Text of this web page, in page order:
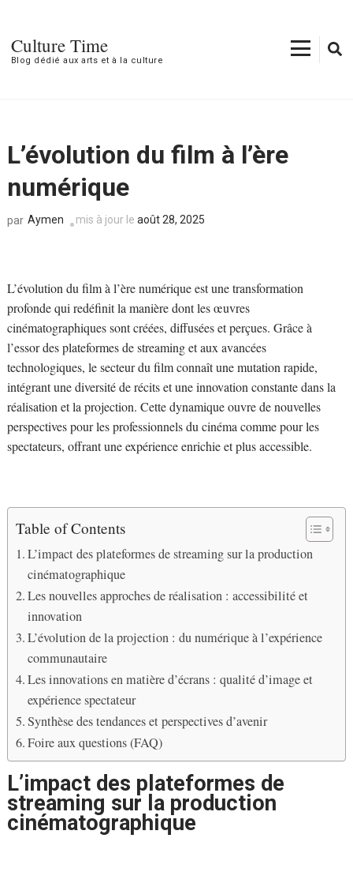
contenu
(Pressez
Culture Time
Blog dédié aux arts et à la culture
L’évolution du film à l’ère
numérique
par Aymen mis à jour le août 28, 2025
L’évolution du film à l’ère numérique est une transformation
profonde qui redéfinit la manière dont les œuvres
cinématographiques sont créées, diffusées et perçues. Grâce à
l’essor des plateformes de streaming et aux avancées
technologiques, le secteur du film connaît une mutation rapide,
intégrant une diversité de récits et une innovation constante dans la
réalisation et la projection. Cette dynamique ouvre de nouvelles
perspectives pour les professionnels du cinéma comme pour les
spectateurs, offrant une expérience enrichie et plus accessible.
Table of Contents
L’impact des plateformes de streaming sur la production
cinématographique
Les nouvelles approches de réalisation : accessibilité et
innovation
L’évolution de la projection : du numérique à l’expérience
communautaire
Les innovations en matière d’écrans : qualité d’image et
expérience spectateur
Synthèse des tendances et perspectives d’avenir
Foire aux questions (FAQ)
L’impact des plateformes de
streaming sur la production
cinématographique